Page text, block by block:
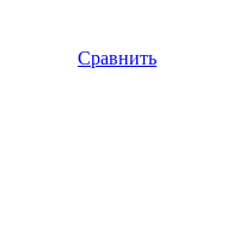
Сравнить